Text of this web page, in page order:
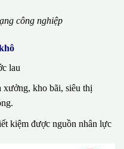
công nghiệp
lau
xưởng, kho bãi, siêu thị
kiệm được nguồn nhân lực